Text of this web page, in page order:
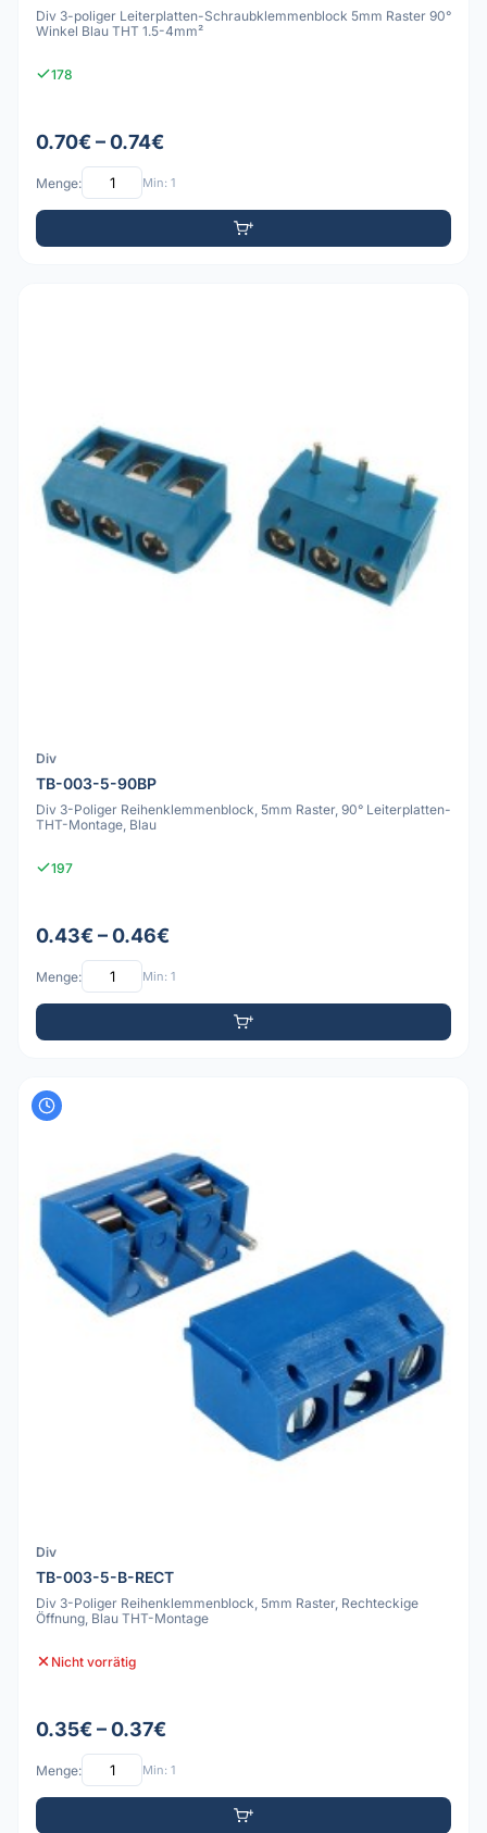
Div 3-poliger Leiterplatten-Schraubklemmenblock 5mm Raster 90°
Winkel Blau THT 1.5-4mm²
178
0.70€ – 0.74€
Menge: Min: 1
Div
TB-003-5-90BP
Div 3-Poliger Reihenklemmenblock, 5mm Raster, 90° Leiterplatten-
THT-Montage, Blau
197
0.43€ – 0.46€
Menge: Min: 1
Div
TB-003-5-B-RECT
Div 3-Poliger Reihenklemmenblock, 5mm Raster, Rechteckige
Öffnung, Blau THT-Montage
Nicht vorrätig
0.35€ – 0.37€
Menge: Min: 1